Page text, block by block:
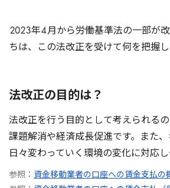
2023年4月から労働基準法の一部が
ちは、この法改正を受けて何を把握
法改正の目的は？
法改正を行う目的として考えられる
課題解消や経済成長促進です。また
日々変わっていく環境の変化に対応
参照： 資金移動業者の口座への賃金支払の